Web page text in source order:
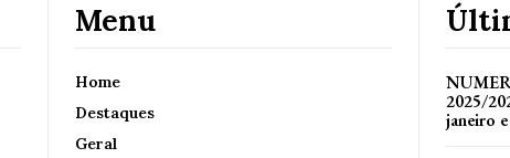
Menu
Home
Destaques
Geral
2025/
janeiro